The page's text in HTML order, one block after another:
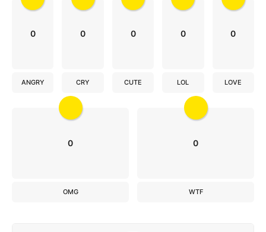
0
ANGRY
0
CRY
0
CUTE
0
LOL
0
LOVE
0
OMG
0
WTF